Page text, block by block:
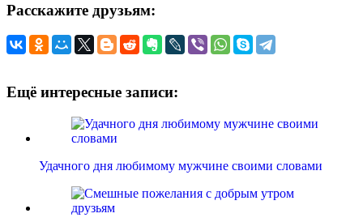
Расскажите друзьям:
Ещё интересные записи:
Удачного дня любимому мужчине своими словами